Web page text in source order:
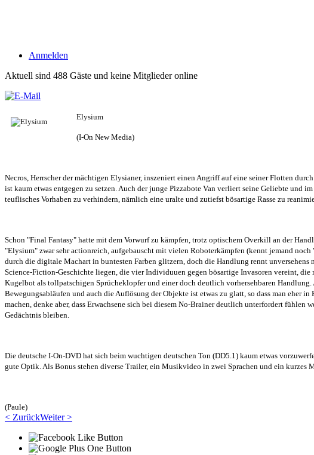
Anmelden
Aktuell sind 488 Gäste und keine Mitglieder online
Elysium
(I-On New Media)
Necros, Herrscher der mächtigen Elysianer, inszeniert einen Angriff auf eine seiner Flotten
ist kaum etwas entgegen zu setzen. Auch der junge Pizzabote Van verliert seine Geliebte und
teuflisches Vorhaben zu verhindern, nämlich eine uralte und zutiefst bösartige Rasse zu
Schon "Final Fantasy" hatte mit dem Vorwurf zu kämpfen, trotz optischem Overkill an der
"Elysium" zwar sehr actionreich, aufgebauscht mit vielen Roboterkämpfen (kennt jemand
durch die digitale Machart in buntesten Farben glitzern, doch die Handlung rennt
Science-Fiction-Geschichte liegen, die vier Individuuen gegen bösartige Invasoren vereint,
Kugelbot als tollpatschigen Sprücheklopfer und einer doch deutlich vorhersehbaren
Bewegungsabläufen und auch die Auflösung der Objekte ist etwas zu glatt, so dass man
machen, denke aber, dass Erwachsene sich bei diesem No-Brainer deutlich unterfordert fühlen
Gedächtnis bleiben.
Die deutsche I-On-DVD hat sich beim wuchtigen deutschen Ton (DD5.1) kaum etwas
gute Optik. Als Bonus stehen diverse Trailer, ein Musikvideo in zwei Sprachen und ein kurzes
(Paule)
< ZurückWeiter >